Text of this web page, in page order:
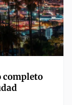
completo